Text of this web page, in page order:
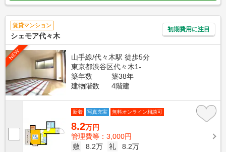
賃貸マンション
シェモア代々木
初期費用に注目
NEW
山手線/代々木駅 徒歩5分
東京都渋谷区代々木1-
築年数
築38年
建物階数
4階建
新着 写真充実 無料オンライン相談可
8.2万円
管理費等：3,000円
敷
8.2万 礼
8.2万